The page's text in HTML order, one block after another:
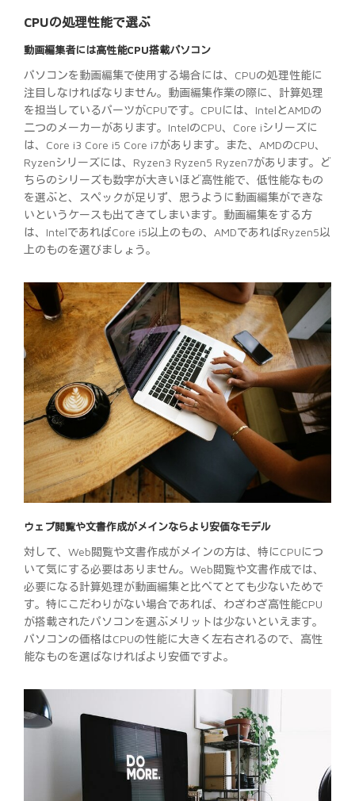
CPUの処理性能で選ぶ
動画編集者には高性能CPU搭載パソコン
パソコンを動画編集で使用する場合には、CPUの処理性能に
注目しなければなりません。動画編集作業の際に、計算処理
を担当しているパーツがCPUです。CPUには、IntelとAMDの
二つのメーカーがあります。IntelのCPU、Core iシリーズに
は、Core i3 Core i5 Core i7があります。また、AMDのCPU、
Ryzenシリーズには、Ryzen3 Ryzen5 Ryzen7があります。ど
ちらのシリーズも数字が大きいほど高性能で、低性能なもの
を選ぶと、スペックが足りず、思うように動画編集ができな
いというケースも出てきてしまいます。動画編集をする方
は、IntelであればCore i5以上のもの、AMDであればRyzen5以
上のものを選びましょう。
ウェブ閲覧や文書作成がメインならより安価なモデル
対して、Web閲覧や文書作成がメインの方は、特にCPUにつ
いて気にする必要はありません。Web閲覧や文書作成では、
必要になる計算処理が動画編集と比べてとても少ないためで
す。特にこだわりがない場合であれば、わざわざ高性能CPU
が搭載されたパソコンを選ぶメリットは少ないといえます。
パソコンの価格はCPUの性能に大きく左右されるので、高性
能なものを選ばなければより安価ですよ。